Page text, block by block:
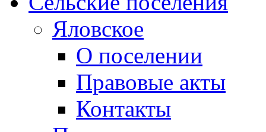
Яловское
О поселении
Правовые акты
Контакты